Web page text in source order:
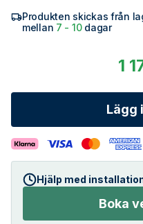
Produkten skickas från
mellan 7 - 10dagar
1
Lägg
Hjälp med
Boka